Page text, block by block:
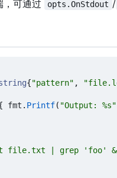
可通过 opts.OnStdout /
{"pattern" ,
fmt . Printf( "Output: %s"
file.txt | grep 'foo'